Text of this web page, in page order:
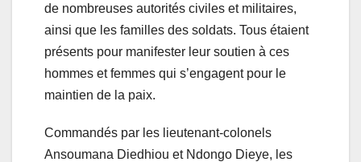
de nombreuses autorités civiles et militaires,
ainsi que les familles des soldats. Tous étaient
présents pour manifester leur soutien à ces
hommes et femmes qui s’engagent pour le
maintien de la paix.
Commandés par les lieutenant-colonels
Ansoumana Diedhiou et Ndongo Dieye, les